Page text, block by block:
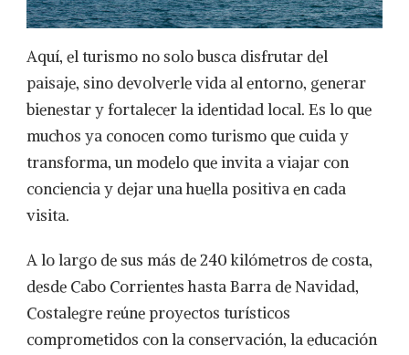
Aquí, el turismo no solo busca disfrutar del
paisaje, sino devolverle vida al entorno, generar
bienestar y fortalecer la identidad local. Es lo que
muchos ya conocen como turismo que cuida y
transforma, un modelo que invita a viajar con
conciencia y dejar una huella positiva en cada
visita.
A lo largo de sus más de 240 kilómetros de costa,
desde Cabo Corrientes hasta Barra de Navidad,
Costalegre reúne proyectos turísticos
comprometidos con la conservación, la educación